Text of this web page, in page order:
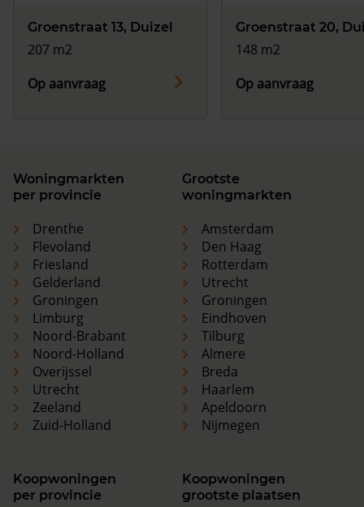
Groenstraat 13, Duizel
207 m2
Op aanvraag
Groenstraat 20,
148 m2
Op aanvraag
Woningmarkten
per provincie
Drenthe
Flevoland
Friesland
Gelderland
Groningen
Limburg
Noord-Brabant
Noord-Holland
Overijssel
Utrecht
Zeeland
Zuid-Holland
Grootste
woningmarkten
Amsterdam
Den Haag
Rotterdam
Utrecht
Groningen
Eindhoven
Tilburg
Almere
Breda
Haarlem
Apeldoorn
Nijmegen
Koopwoningen
per provincie
Koopwoningen
grootste plaatsen